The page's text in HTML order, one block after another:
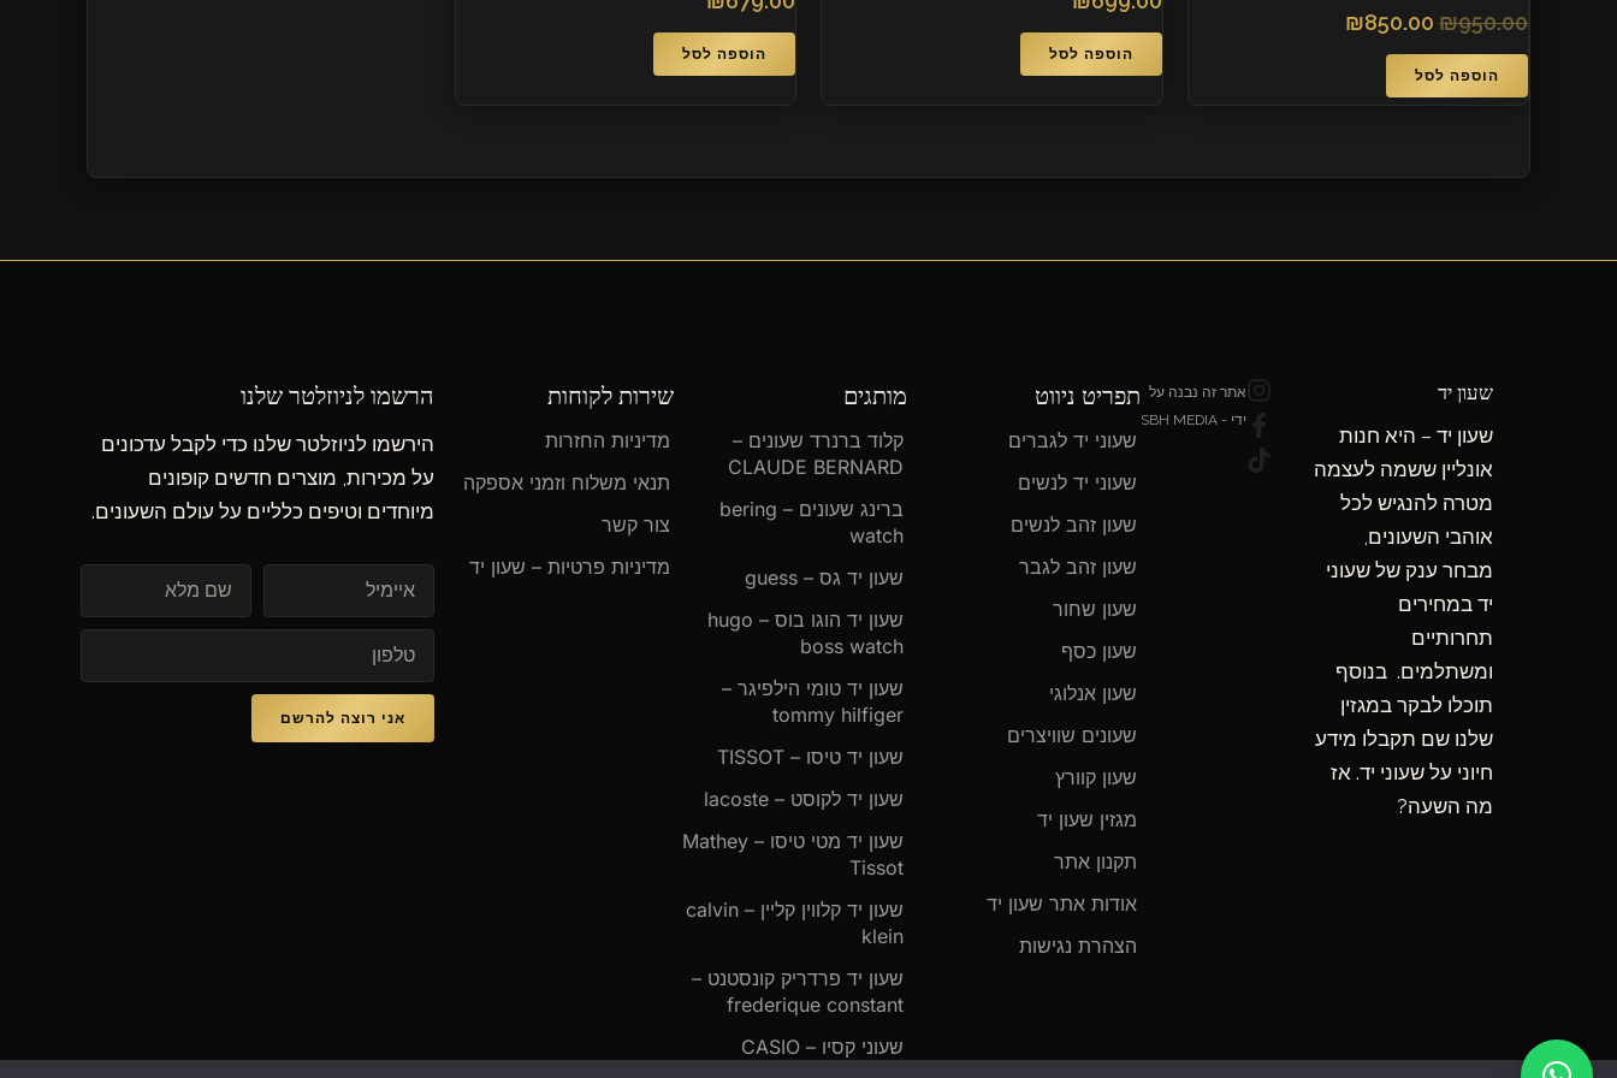
₪950.00
₪850.00
הוספה לסל
הוספה לסל הוספה לסל
שעון יד
שעון יד – היא חנות
אונליין ששמה לעצמה
מטרה להנגיש לכל
אוהבי השעונים,
מבחר ענק של שעוני
יד במחירים
תחרותיים
ומשתלמים. בנוסף
תוכלו לבקר במגזין
שלנו שם תקבלו מידע
חיוני על שעוני יד. אז
מה השעה?
Tאתר זה נבנה על
ידי - SBH MEDIA
תפריט ניווט
שעוני יד לגברים
שעוני יד לנשים
שעון זהב לנשים
שעון זהב לגבר
שעון שחור
שעון כסף
שעון אנלוגי
שעונים שוויצרים
שעון קוורץ
מגזין שעון יד
תקנון אתר
אודות אתר שעון יד
הצהרת נגישות
מותגים
קלוד ברנרד שעונים –
CLAUDE BERNARD
ברינג שעונים – bering
watch
שעון יד גס – guess
שעון יד הוגו בוס – hugo
boss watch
שעון יד טומי הילפיגר –
tommy hilfiger
שעון יד טיסו – TISSOT
שעון יד לקוסט – lacoste
שעון יד מטי טיסו – Mathey
Tissot
שעון יד קלווין קליין – calvin
klein
שעון יד פרדריק קונסטנט –
frederique constant
שעוני קסיו – CASIO
שירות לקוחות
מדיניות החזרות
תנאי משלוח וזמני אספקה
צור קשר
מדיניות פרטיות – שעון יד
הרשמו לניוזלטר שלנו
הירשמו לניוזלטר שלנו כדי לקבל עדכונים
על מכירות, מוצרים חדשים קופונים
מיוחדים וטיפים כלליים על עולם השעונים.
איימיל
אני רוצה להרשם